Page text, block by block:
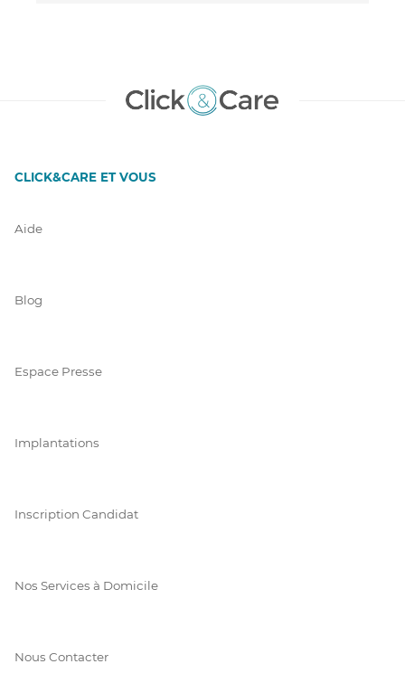
CLICK&CARE ET VOUS
Aide
Blog
Espace Presse
Implantations
Inscription Candidat
Nos Services à Domicile
Nous Contacter